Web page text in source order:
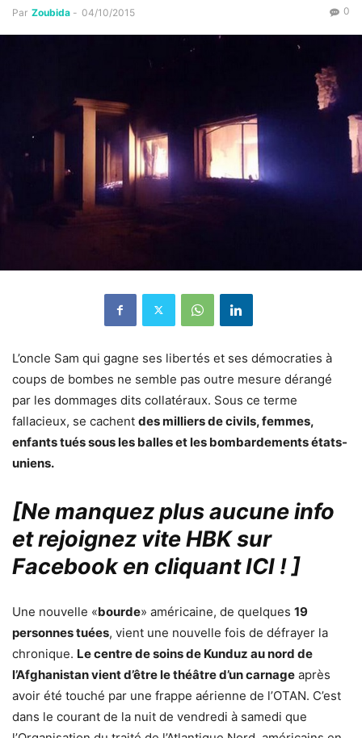
Par Zoubida - 04/10/2015 0
L’oncle Sam qui gagne ses libertés et ses démocraties à
coups de bombes ne semble pas outre mesure dérangé
par les dommages dits collatéraux. Sous ce terme
fallacieux, se cachent des milliers de civils, femmes,
enfants tués sous les balles et les bombardements états-
uniens.
[Ne manquez plus aucune info
et rejoignez vite HBK sur
Facebook en cliquant ICI ! ]
Une nouvelle «bourde» américaine, de quelques 19
personnes tuées, vient une nouvelle fois de défrayer la
chronique. Le centre de soins de Kunduz au nord de
l’Afghanistan vient d’être le théâtre d’un carnage après
avoir été touché par une frappe aérienne de l’OTAN. C’est
dans le courant de la nuit de vendredi à samedi que